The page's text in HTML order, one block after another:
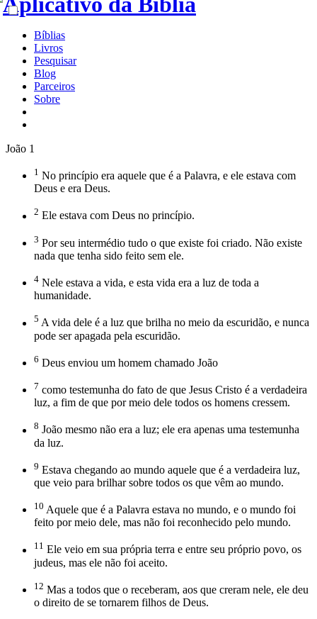
Bíblias
Livros
Pesquisar
Blog
Parceiros
Sobre
João 1
1 No princípio era aquele que é a Palavra, e ele estava com
Deus e era Deus.
2 Ele estava com Deus no princípio.
3 Por seu intermédio tudo o que existe foi criado. Não existe
nada que tenha sido feito sem ele.
4 Nele estava a vida, e esta vida era a luz de toda a
humanidade.
5 A vida dele é a luz que brilha no meio da escuridão, e nunca
pode ser apagada pela escuridão.
6 Deus enviou um homem chamado João
7 como testemunha do fato de que Jesus Cristo é a verdadeira
luz, a fim de que por meio dele todos os homens cressem.
8 João mesmo não era a luz; ele era apenas uma testemunha
da luz.
9 Estava chegando ao mundo aquele que é a verdadeira luz,
que veio para brilhar sobre todos os que vêm ao mundo.
10 Aquele que é a Palavra estava no mundo, e o mundo foi
feito por meio dele, mas não foi reconhecido pelo mundo.
11 Ele veio em sua própria terra e entre seu próprio povo, os
judeus, mas ele não foi aceito.
12 Mas a todos que o receberam, aos que creram nele, ele deu
o direito de se tornarem filhos de Deus.